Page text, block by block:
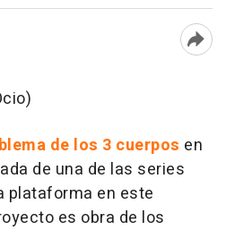
de los 3 cuerpos en
de una de las series
plataforma en este
es obra de los